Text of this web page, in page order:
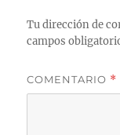
Tu dirección de
campos
COMENTARIO *